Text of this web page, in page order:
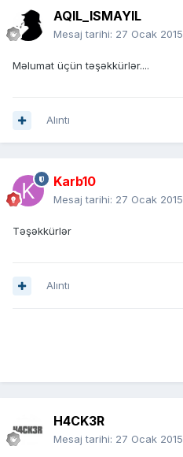
AQIL_ISMAYIL
Mesaj tarihi: 27 Ocak 2015
Məlumat üçün təşəkkürlər....
Alıntı
Karb10
Mesaj tarihi: 27 Ocak 2015
Təşəkkürlər
Alıntı
H4CK3R
Mesaj tarihi: 27 Ocak 2015